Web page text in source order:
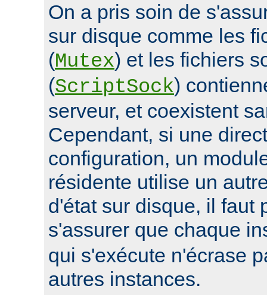
On a pris soin de
sur disque comme les
(Mutex) et les fichiers
(ScriptSock)
serveur, et coexistent
Cependant, si une
configuration, un
résidente utilise un
d'état sur disque, il faut
s'assurer que chaque
qui s'exécute n'écrase
autres instances.